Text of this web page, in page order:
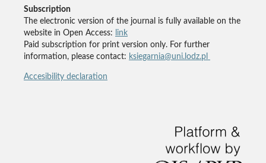
Subscription
The electronic version of the journal is fully available on the
website in Open Access:
link
Paid subscription for print version only. For further
information, please contact: ksiegarnia@uni.lodz.pl
Accesibility declaration